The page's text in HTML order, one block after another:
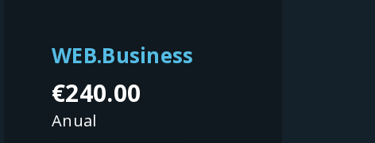
WEB.Business
€240.00
Anual